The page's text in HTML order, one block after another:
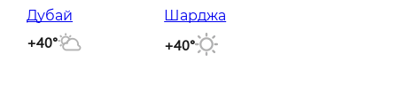
Дубай
+40°
Шарджа
+40°